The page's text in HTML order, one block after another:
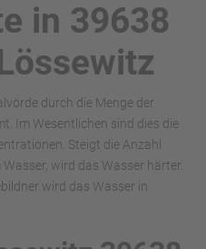
in 39638
durch die Menge der
Im Wesentlichen sind dies die
Steigt die Anzahl
wird das Wasser härter.
wird das Wasser in